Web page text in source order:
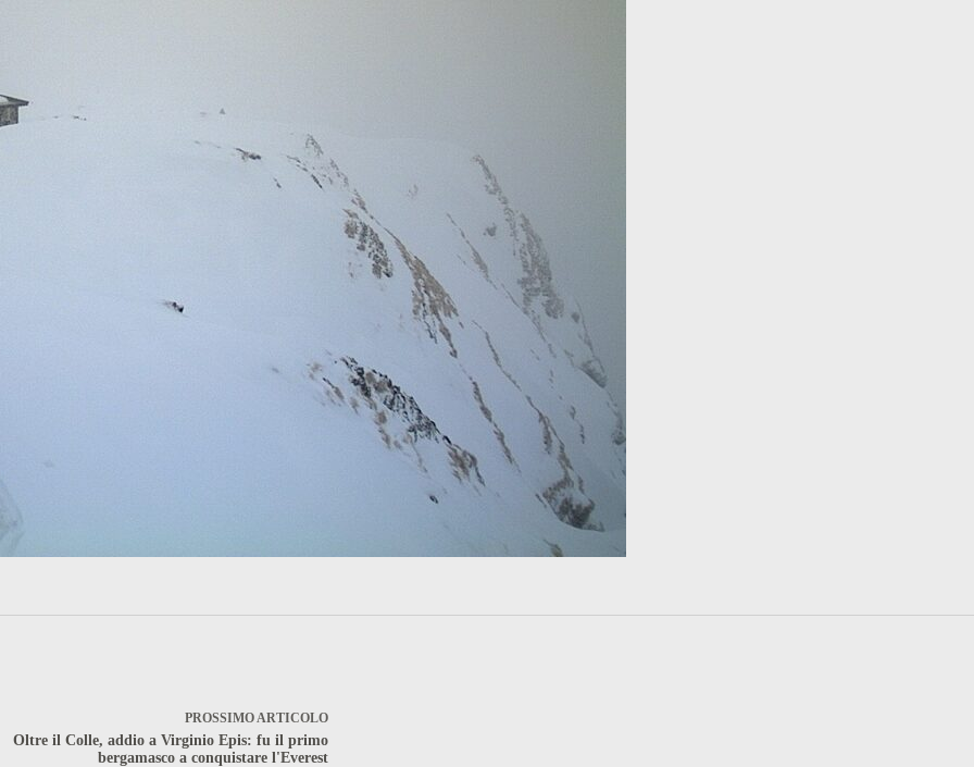
PROSSIMOARTICOLO
Oltre il Colle, addio a Virginio Epis: fu il primo
bergamasco a conquistare l'Everest